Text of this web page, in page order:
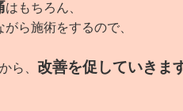
はもちろん、
ら施術をするので、
から、 改善を促していきま